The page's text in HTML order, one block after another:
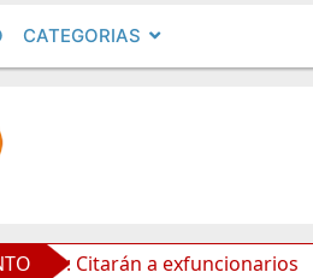
CATEGORIAS
a exfuncionarios Río